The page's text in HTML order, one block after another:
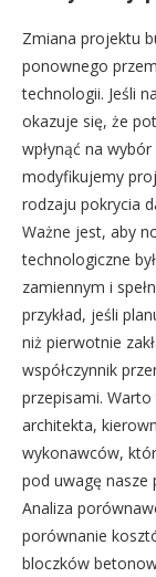
Zmiana projektu
ponownego
technologii. Jeśli
okazuje się, że
wpłynąć na
modyfikujemy
rodzaju pokrycia
Ważne jest, aby
technologiczne
zamiennym i
przykład, jeśli
niż pierwotnie
współczynnik
przepisami.
architekta,
wykonawców,
pod uwagę nasze
Analiza
porównanie
bloczków